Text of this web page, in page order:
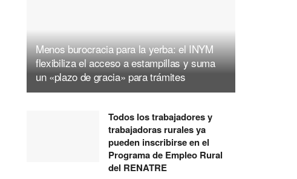
Menos burocracia para la yerba: el INYM
flexibiliza el acceso a estampillas y suma
un «plazo de gracia» para trámites
Todos los trabajadores y
trabajadoras rurales ya
pueden inscribirse en el
Programa de Empleo Rural
del RENATRE